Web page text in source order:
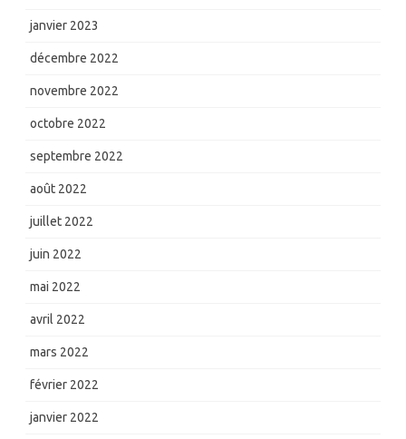
janvier 2023
décembre 2022
novembre 2022
octobre 2022
septembre 2022
août 2022
juillet 2022
juin 2022
mai 2022
avril 2022
mars 2022
février 2022
janvier 2022